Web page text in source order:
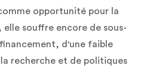
opportunité pour la
souffre encore de sous-
d'une faible
recherche et de politiques